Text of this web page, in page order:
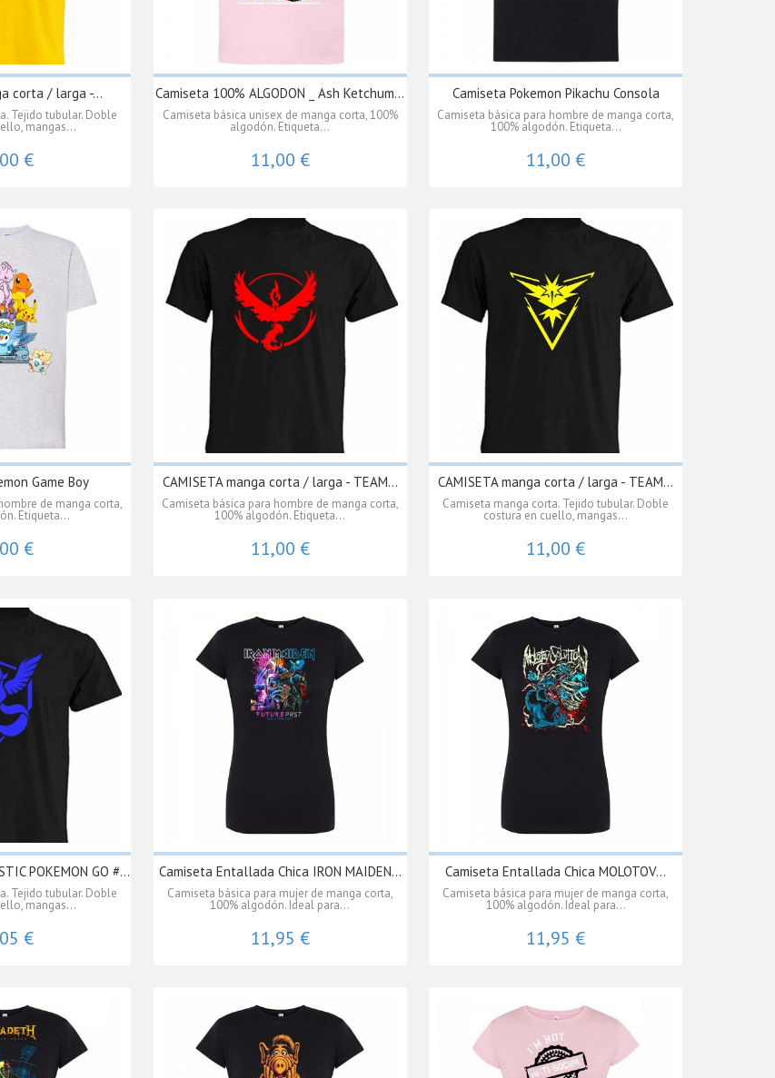
corta / larga -...
Tejido tubular. Doble
mangas...
€
Camiseta 100% ALGODON _ Ash Ketchum...
Camiseta básica unisex de manga corta, 100%
algodón. Etiqueta...
11,00 €
Camiseta Pokemon Pikachu Consola
Camiseta básica para hombre de manga corta,
100% algodón. Etiqueta...
11,00 €
Game Boy
de manga corta,
Etiqueta...
€
CAMISETA manga corta / larga - TEAM...
Camiseta básica para hombre de manga corta,
100% algodón. Etiqueta...
11,00 €
CAMISETA manga corta / larga - TEAM...
Camiseta manga corta. Tejido tubular. Doble
costura en cuello, mangas...
11,00 €
POKEMON GO #...
Tejido tubular. Doble
mangas...
€
Camiseta Entallada Chica IRON MAIDEN...
Camiseta básica para mujer de manga corta,
100% algodón. Ideal para...
11,95 €
Camiseta Entallada Chica MOLOTOV...
Camiseta básica para mujer de manga corta,
100% algodón. Ideal para...
11,95 €